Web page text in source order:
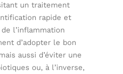
un traitement
rapide et
l’inflammation
d’adopter le bon
aussi d’éviter une
ou, à l’inverse,